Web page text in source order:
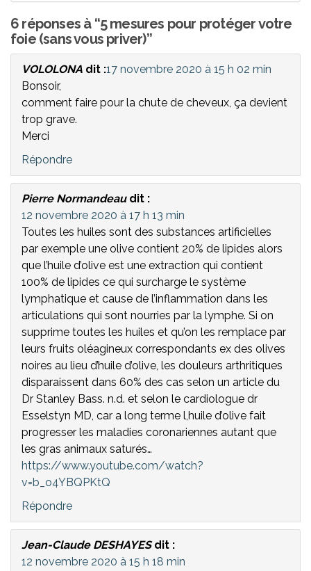
6 réponses à “5 mesures pour protéger votre
foie (sans vous priver)”
VOLOLONA dit :17 novembre 2020 à 15 h 02 min
Bonsoir,
comment faire pour la chute de cheveux, ça devient
trop grave.
Merci
Répondre
Pierre Normandeau dit :
12 novembre 2020 à 17 h 13 min
Toutes les huiles sont des substances artificielles
par exemple une olive contient 20% de lipides alors
que l’huile d’olive est une extraction qui contient
100% de lipides ce qui surcharge le système
lymphatique et cause de l’inflammation dans les
articulations qui sont nourries par la lymphe. Si on
supprime toutes les huiles et qu’on les remplace par
leurs fruits oléagineux correspondants ex des olives
noires au lieu d’huile d’olive, les douleurs arthritiques
disparaissent dans 60% des cas selon un article du
Dr Stanley Bass. n.d. et selon le cardiologue dr
Esselstyn MD, car a long terme l,huile d’olive fait
progresser les maladies coronariennes autant que
les gras animaux saturés…
https://www.youtube.com/watch?
v=b_o4YBQPKtQ
Répondre
Jean-Claude DESHAYES dit :
12 novembre 2020 à 15 h 18 min